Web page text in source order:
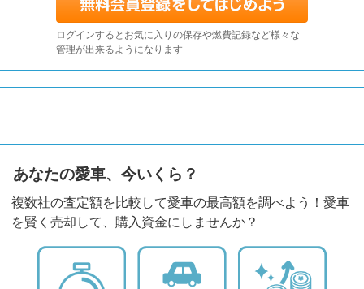
ログインするとお気に入りの保存や燃費記録など様々な
管理が出来るようになります
あなたの愛車、今いくら？
複数社の査定額を比較して愛車の最高額を調べよう！愛車
を賢く売却して、購入資金にしませんか？